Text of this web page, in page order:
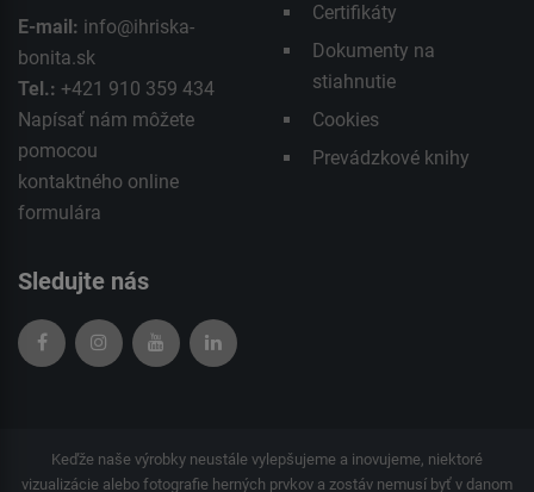
E-mail: info@ihriska-
bonita.sk
Tel.: +421 910 359 434
Napísať nám môžete
pomocou
kontaktného online
formulára
Certifikáty
Dokumenty na
stiahnutie
Cookies
Prevádzkové knihy
Sledujte nás
Keďže naše výrobky neustále vylepšujeme a inovujeme, niektoré
vizualizácie alebo fotografie herných prvkov a zostáv nemusí byť v danom